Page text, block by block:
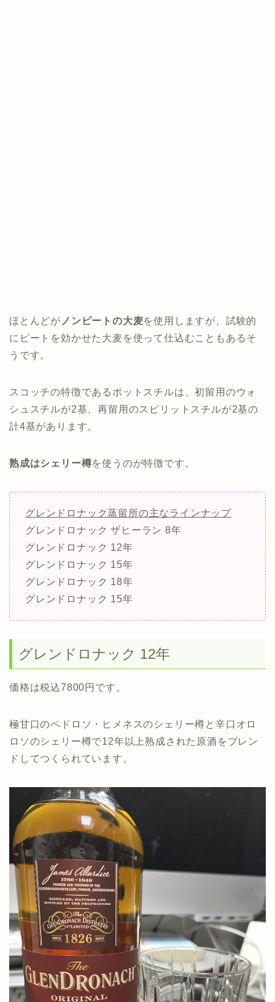
ほとんどが ノンピートの大麦を使用しますが、試験的
にピートを効かせた大麦を使って仕込むこともあるそ
うです。
スコッチの特徴であるポットスチルは、初留用のウォ
シュスチルが2基、再留用のスピリットスチルが2基の
計4基があります。
熟成はシェリー樽を使うのが特徴です。
グレンドロナック蒸留所の主なラインナップ
グレンドロナック ザヒーラン 8年
グレンドロナック 12年
グレンドロナック 15年
グレンドロナック 18年
グレンドロナック 15年
グレンドロナック 12年
価格は税込7800円です。
極甘口のペドロソ・ヒメネスのシェリー樽と辛口オロ
ロソのシェリー樽で12年以上熟成された原酒をブレン
ドしてつくられています。